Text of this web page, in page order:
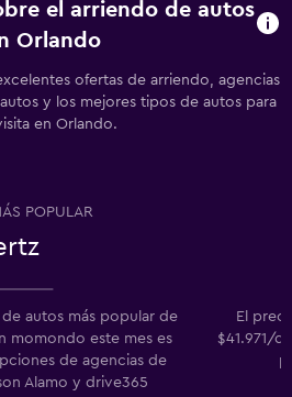
el arriendo de autos
Orlando
ofertas de arriendo, agencias
y los mejores tipos de autos para
en Orlando.
POPULAR
autos más popular de
momondo este mes es
de agencias de
Alamo y drive365
El
$41.971/